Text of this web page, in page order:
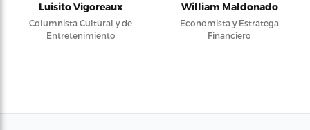
Luisito Vigoreaux
Columnista Cultural y de
Entretenimiento
William Maldonado
Economista y Estratega
Financiero